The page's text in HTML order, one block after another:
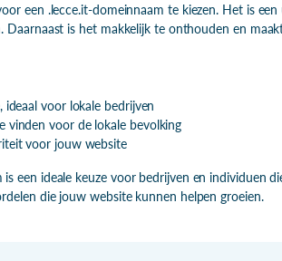
een .lecce.it-domeinnaam te kiezen. Het is
Daarnaast is het makkelijk te onthouden en
ideaal voor lokale bedrijven
vinden voor de lokale bevolking
voor jouw website
een ideale keuze voor bedrijven en individuen
die jouw website kunnen helpen groeien.